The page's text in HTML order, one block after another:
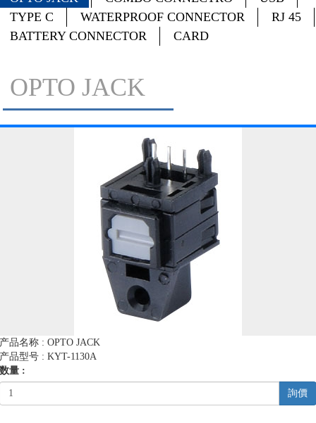
TYPE C
WATERPROOF CONNECTOR
RJ 45
BATTERY CONNECTOR
CARD
OPTO JACK
产品名称 : OPTO JACK
产品型号 : KYT-1130A
数量 :
詢價